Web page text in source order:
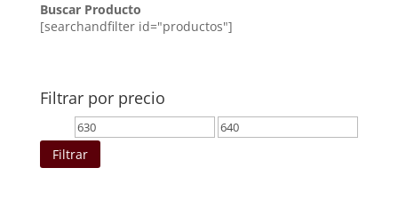
Buscar Producto
[searchandfilter id="productos"]
Filtrar por precio
Precio
mínimo
Precio
Filtrar